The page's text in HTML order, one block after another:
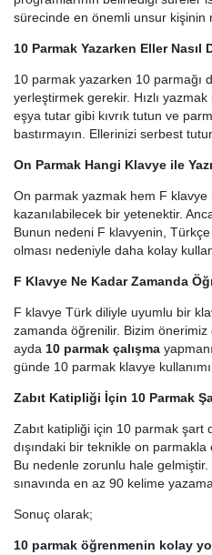
sürecinde en önemli unsur kişinin
10 Parmak Yazarken Eller Nasıl
10 parmak yazarken 10 parmağı
yerleştirmek gerekir. Hızlı
eşya tutar gibi kıvrık tutun ve
bastırmayın. Ellerinizi serbest
On Parmak Hangi Klavye ile
On parmak yazmak hem F klavye
kazanılabilecek bir yetenektir.
Bunun nedeni F klavyenin,
olması nedeniyle daha kolay
F Klavye Ne Kadar Zamanda
F klavye Türk diliyle uyumlu bir
zamanda öğrenilir. Bizim
ayda 10 parmak çalışma
günde 10 parmak klavye
Zabıt Katipliği İçin 10 Parmak
Zabıt katipliği için 10 parmak
dışındaki bir teknikle on parmakla
Bu nedenle zorunlu hale
sınavında en az 90 kelime
Sonuç olarak;
10 parmak öğrenmenin kolay